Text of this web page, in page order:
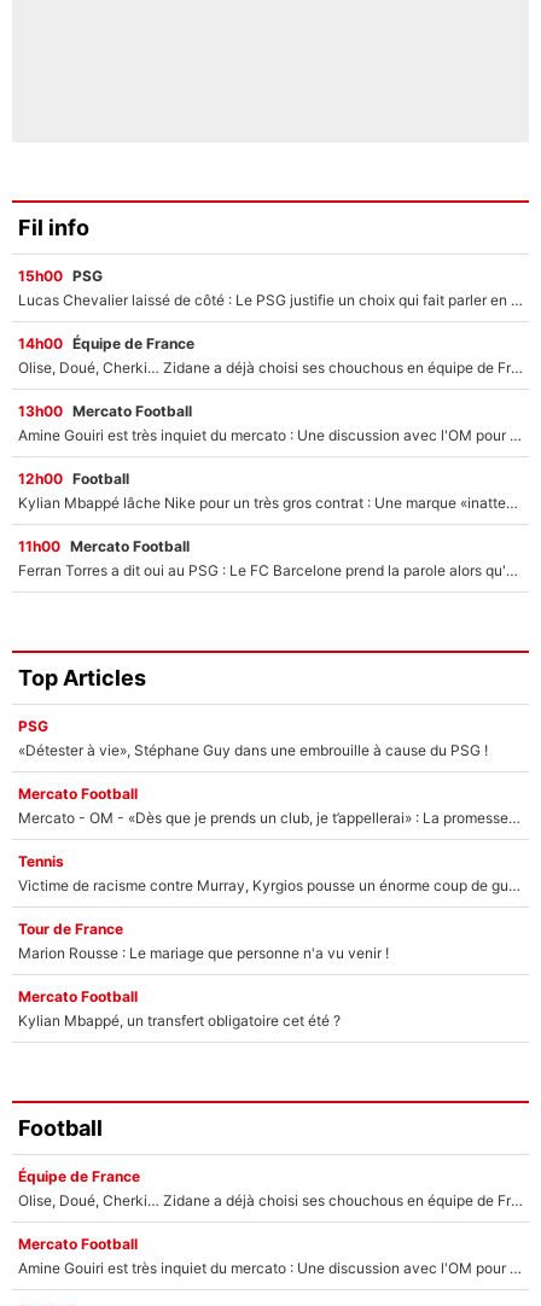
Fil info
15h00 PSG
Lucas Chevalier laissé de côté : Le PSG justifie un choix qui fait parler en plein mercato
14h00 Équipe de France
Olise, Doué, Cherki… Zidane a déjà choisi ses chouchous en équipe de France ? L’IA annonce des surprises sans Kylian Mbappé !
13h00 Mercato Football
Amine Gouiri est très inquiet du mercato : Une discussion avec l'OM pour acter son transfert !
12h00 Football
Kylian Mbappé lâche Nike pour un très gros contrat : Une marque «inattendue» va frapper très fort
11h00 Mercato Football
Ferran Torres a dit oui au PSG : Le FC Barcelone prend la parole alors qu'un transfert de l'attaquant espagnol prend forme
Top Articles
PSG
«Détester à vie», Stéphane Guy dans une embrouille à cause du PSG !
Mercato Football
Mercato - OM - «Dès que je prends un club, je t’appellerai» : La promesse de Marcelino au moment de claquer la porte
Tennis
Victime de racisme contre Murray, Kyrgios pousse un énorme coup de gueule !
Tour de France
Marion Rousse : Le mariage que personne n'a vu venir !
Mercato Football
Kylian Mbappé, un transfert obligatoire cet été ?
Football
Équipe de France
Olise, Doué, Cherki… Zidane a déjà choisi ses chouchous en équipe de France ? L’IA annonce des surprises sans Kylian Mbappé !
Mercato Football
Amine Gouiri est très inquiet du mercato : Une discussion avec l'OM pour acter son transfert !